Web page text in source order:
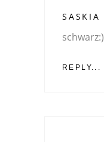
SASKIA
schwarz:)
REPLY...